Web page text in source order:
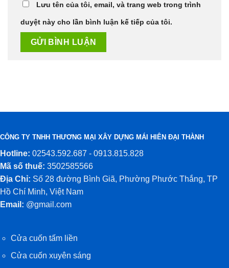
Lưu tên của tôi, email, và trang web trong trình
duyệt này cho lần bình luận kế tiếp của tôi.
CÔNG TY TNHH THƯƠNG MẠI XÂY DỰNG MÁI HIÊN ĐẠI THÀNH
Hotline: 02543.592.687 - 0913.815.828
Mã số thuế: 3502585566
Địa Chỉ: Số 28 đường Bình Giã, Phường Phước Thắng, TP
Hồ Chí Minh, Việt Nam
Email: @gmail.com
Cửa cuốn tấm liền
Cửa cuốn xuyên sáng